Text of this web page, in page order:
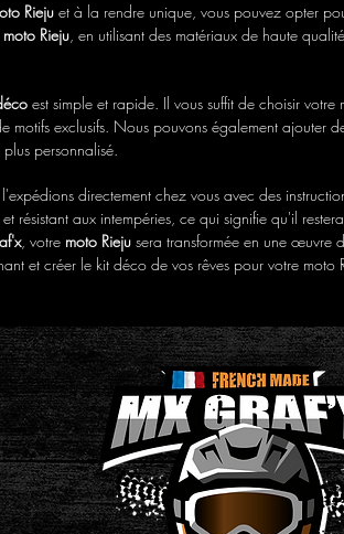
Rieju et à la rendre unique, vous pouvez opter
moto Rieju, en utilisant des matériaux de haute
est simple et rapide. Il vous suffit de choisir votre
motifs exclusifs. Nous pouvons également ajouter
personnalisé.
directement chez vous avec des
résistant aux intempéries, ce qui signifie qu'il
, votre moto Rieju sera transformée en une œuvre
et créer le kit déco de vos rêves pour votre moto